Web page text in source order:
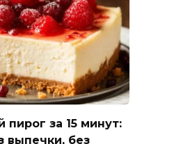
пирог за 15 минут:
выпечки, без